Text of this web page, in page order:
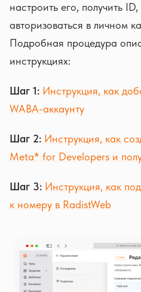
настроить его, получить
авторизоваться в личном
Подробная процедура
инструкциях:
Шаг 1: Инструкция, как
WABA-аккаунту
Шаг 2: Инструкция, как
Meta* for Developers и
Шаг 3: Инструкция, как
к номеру в RadistWeb